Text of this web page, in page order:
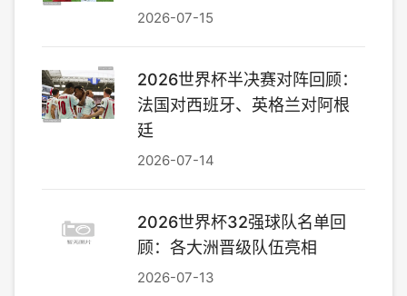
2026-07-15
2026世界杯半决赛对阵回顾：
法国对西班牙、英格兰对阿根
廷
2026-07-14
2026世界杯32强球队名单回
顾：各大洲晋级队伍亮相
2026-07-13